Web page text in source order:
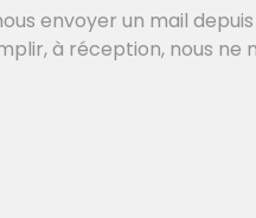
envoyer un mail
à réception, nous ne